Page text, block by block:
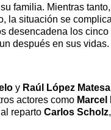
familia. Mientras
la situación se
desencadena los
después en sus vidas.
y Raúl López
actores como
reparto Carlos Scholz,